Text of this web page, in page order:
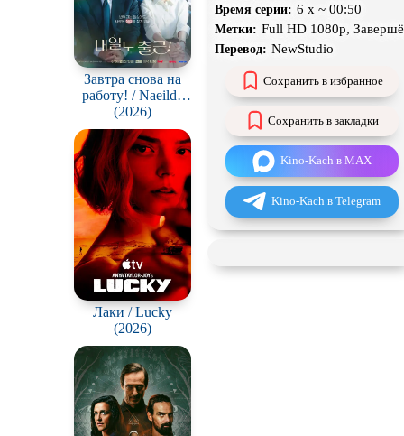
Завтра снова на
работу! / Naeildo
chulgeun!
(2026)
Лаки / Lucky
(2026)
Время серии: 6 x ~ 00:50
Метки: Full HD 1080p,
Перевод: NewStudio
Сохранить в избранное
Сохранить в закладки
Kino-Kach в MAX
Kino-Kach в Telegram